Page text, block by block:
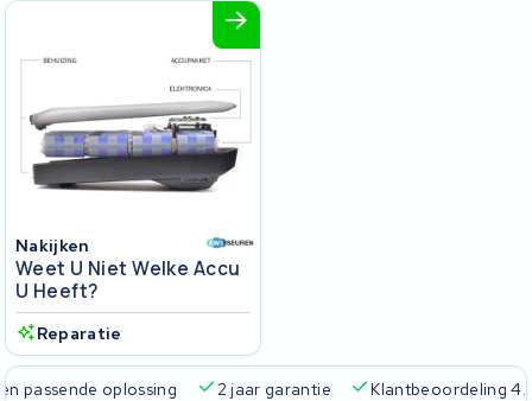
Nakijken
Weet U Niet Welke Accu
U Heeft?
Reparatie
oplossing 2 jaar garantie Klantbeoordeling 4.5/5